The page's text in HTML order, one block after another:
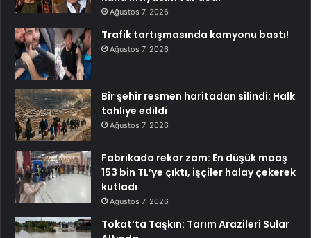
Ağustos 7, 2026
Trafik tartışmasında kamyonu bastı!
Ağustos 7, 2026
Bir şehir resmen haritadan silindi: Halk
tahliye edildi
Ağustos 7, 2026
Fabrikada rekor zam: En düşük maaş
153 bin TL’ye çıktı, işçiler halay çekerek
kutladı
Ağustos 7, 2026
Tokat’ta Taşkın: Tarım Arazileri Sular